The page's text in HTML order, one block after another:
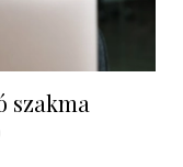
szakma